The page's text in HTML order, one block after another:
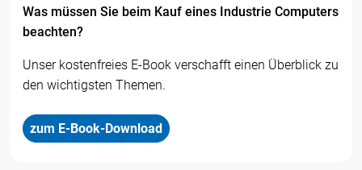
Was müssen Sie beim Kauf eines Industrie Computers
beachten?
Unser kostenfreies E-Book verschafft einen Überblick zu
den wichtigsten Themen.
zum E-Book-Download